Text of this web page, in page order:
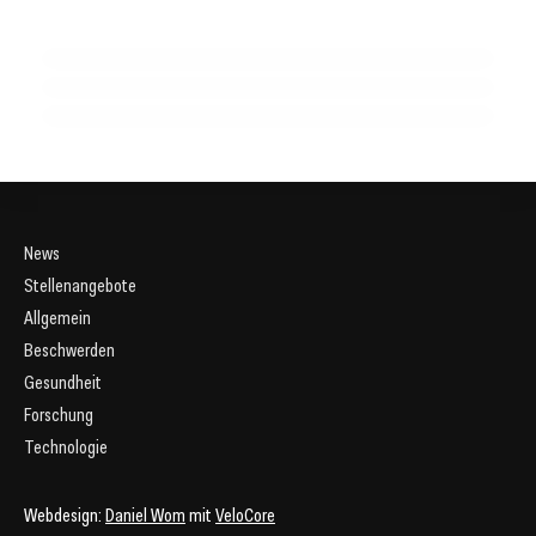
News
Stellenangebote
Allgemein
Beschwerden
Gesundheit
Forschung
Technologie
Webdesign:Daniel WommitVeloCore